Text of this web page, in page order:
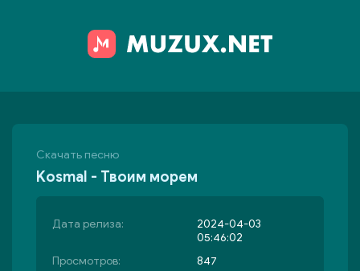
Скачать песню
Kosmal - Твоим морем
Дата релиза:
2024-04-03
05:46:02
Просмотров:
847